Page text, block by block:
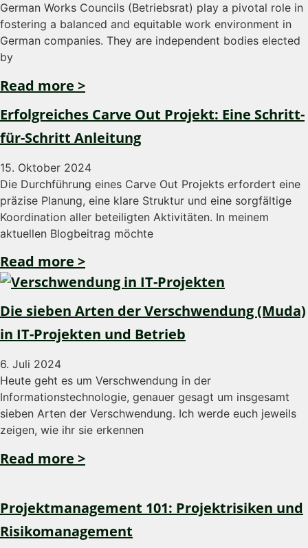
German Works Councils (Betriebsrat) play a pivotal role in
fostering a balanced and equitable work environment in
German companies. They are independent bodies elected
by
Read more >
Erfolgreiches Carve Out Projekt: Eine Schritt-
für-Schritt Anleitung
15. Oktober 2024
Die Durchführung eines Carve Out Projekts erfordert eine
präzise Planung, eine klare Struktur und eine sorgfältige
Koordination aller beteiligten Aktivitäten. In meinem
aktuellen Blogbeitrag möchte
Read more >
Die sieben Arten der Verschwendung (Muda)
in IT-Projekten und Betrieb
6. Juli 2024
Heute geht es um Verschwendung in der
Informationstechnologie, genauer gesagt um insgesamt
sieben Arten der Verschwendung. Ich werde euch jeweils
zeigen, wie ihr sie erkennen
Read more >
Projektmanagement 101: Projektrisiken und
Risikomanagement